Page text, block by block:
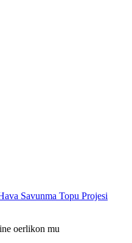
Savunma Topu Projesi
oerlikon mu